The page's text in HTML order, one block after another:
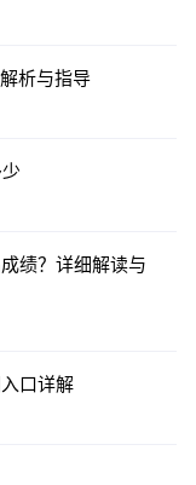
析与指导
绩？详细解读与
口详解